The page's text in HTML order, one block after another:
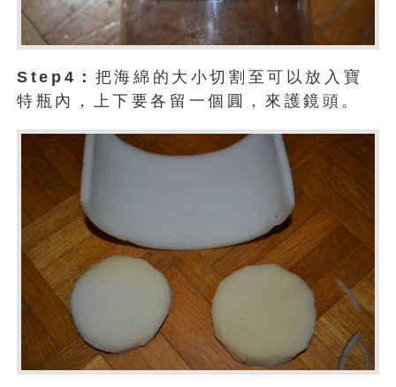
Step4： 把海綿的大小切割至可以放入寶
特瓶內，上下要各留一個圓，來護鏡頭。